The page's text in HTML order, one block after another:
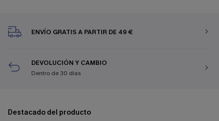
ENVÍO GRATIS A PARTIR DE 49 €
DEVOLUCIÓN Y CAMBIO
Dentro de 30 días
Destacado del producto